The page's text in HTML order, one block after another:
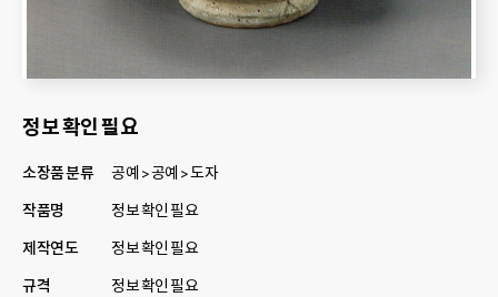
정보 확인 필요
소장품 분류
공예 > 공예 > 도자
작품명
정보 확인 필요
제작연도
정보 확인 필요
규격
정보 확인 필요